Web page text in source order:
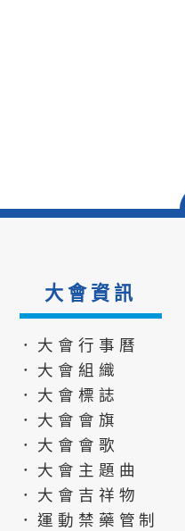
大會資訊
．大會行事曆
．大會組織
．大會標誌
．大會會旗
．大會會歌
．大會主題曲
．大會吉祥物
．運動禁藥管制